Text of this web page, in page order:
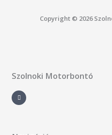
Copyright © 2026
Szolnoki Motorbontó
a
c
e